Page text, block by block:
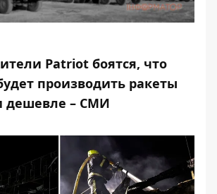
Patriot боятся, что
производить ракеты
дешевле – СМИ